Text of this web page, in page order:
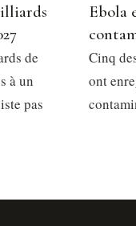
de
à un
pas
Ebola
Cinq
ont